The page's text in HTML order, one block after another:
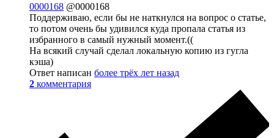
0000168 @0000168
Поддерживаю, если бы не наткнулся на вопрос о статье,
то потом очень бы удивился куда пропала статья из
избранного в самый нужный момент.((
На всякий случай сделал локальную копию из гугла
кэша)
Ответ написан более трёх лет назад
2 комментария